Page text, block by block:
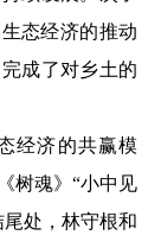
态经济的推动
成了对乡土的
经济的共赢模
树魂》“小中见
处，林守根和